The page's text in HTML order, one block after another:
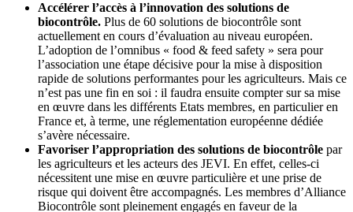
Accélérer l’accès à l’innovation des solutions de
biocontrôle. Plus de 60 solutions de biocontrôle sont
actuellement en cours d’évaluation au niveau européen.
L’adoption de l’omnibus « food & feed safety » sera pour
l’association une étape décisive pour la mise à disposition
rapide de solutions performantes pour les agriculteurs. Mais ce
n’est pas une fin en soi : il faudra ensuite compter sur sa mise
en œuvre dans les différents Etats membres, en particulier en
France et, à terme, une réglementation européenne dédiée
s’avère nécessaire.
Favoriser l’appropriation des solutions de biocontrôle par
les agriculteurs et les acteurs des JEVI. En effet, celles-ci
nécessitent une mise en œuvre particulière et une prise de
risque qui doivent être accompagnés. Les membres d’Alliance
Biocontrôle sont pleinement engagés en faveur de la